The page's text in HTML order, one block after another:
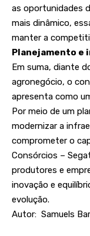
as oportunidades
mais dinâmico,
manter a
Planejamento e
Em suma, diante
agronegócio, o
apresenta como
Por meio de um
modernizar a
comprometer o
Consórcios –
produtores e
inovação e
evolução.
Autor: Samuels